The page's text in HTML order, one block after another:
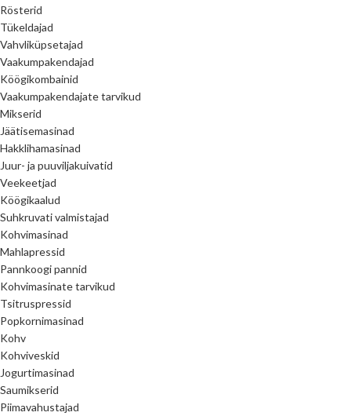
Rösterid
Tükeldajad
Vahvliküpsetajad
Vaakumpakendajad
Köögikombainid
Vaakumpakendajate tarvikud
Mikserid
Jäätisemasinad
Hakklihamasinad
Juur- ja puuviljakuivatid
Veekeetjad
Köögikaalud
Suhkruvati valmistajad
Kohvimasinad
Mahlapressid
Pannkoogi pannid
Kohvimasinate tarvikud
Tsitruspressid
Popkornimasinad
Kohv
Kohviveskid
Jogurtimasinad
Saumikserid
Piimavahustajad